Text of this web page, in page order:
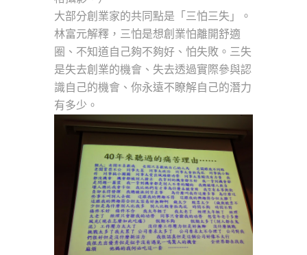
大部分創業家的共同點是「三怕三失」。
林富元解釋，三怕是想創業怕離開舒適
圈、不知道自己夠不夠好、怕失敗。三失
是失去創業的機會、失去透過實際參與認
識自己的機會、你永遠不瞭解自己的潛力
有多少。